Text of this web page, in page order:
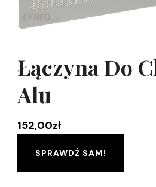
Łączyna Do
Alu
152,00zł
SPRAWDŹ SAM!